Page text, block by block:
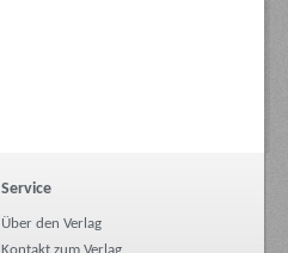
Service
Über den Verlag